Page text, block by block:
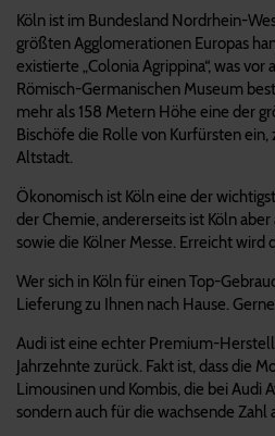
Köln ist im Bundesland Nordrhein-
größten Agglomerationen Europas
existierte „Colonia Agrippina“, was
Römisch-Germanischen Museum
mehr als 158 Metern Höhe eine der
Bischöfe die Rolle von Kurfürsten
Altstadt.
Ökonomisch ist Köln eine der
der Chemie, andererseits ist Köln
sowie die Kölner Messe. Erreicht wird
Wer sich in Köln für einen Top-
Lieferung zu Ihnen nach Hause.
Audi ist eine echter Premium-
Jahrzehnte zurück. Fakt ist, dass die
Limousinen und Kombis, die bei Audi
sondern auch für die wachsende Zahl